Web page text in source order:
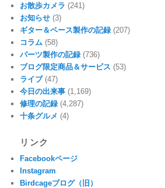
お散歩カメラ (241)
お知らせ (3)
ギター＆ベース製作の記録 (207)
コラム (58)
パーツ製作の記録 (736)
ブログ限定商品＆サービス (53)
ライブ(47)
今日の出来事 (1,169)
修理の記録 (4,287)
十条グルメ (4)
リンク
Facebookページ
Instagram
Birdcageブログ（旧）